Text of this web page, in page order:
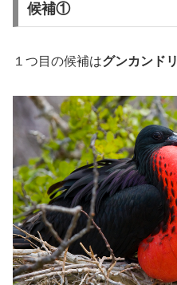
候補①
１つ目の候補はグンカンドリ